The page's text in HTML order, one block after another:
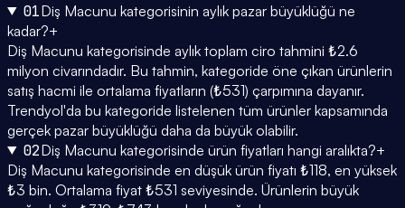
01Diş Macunu kategorisinin aylık pazar büyüklüğü ne
kadar?+
Diş Macunu kategorisinde aylık toplam ciro tahmini ₺2.6
milyon civarındadır. Bu tahmin, kategoride öne çıkan ürünlerin
satış hacmi ile ortalama fiyatların (₺531) çarpımına dayanır.
Trendyol'da bu kategoride listelenen tüm ürünler kapsamında
gerçek pazar büyüklüğü daha da büyük olabilir.
02Diş Macunu kategorisinde ürün fiyatları hangi aralıkta?+
Diş Macunu kategorisinde en düşük ürün fiyatı ₺118, en yüksek
₺3 bin. Ortalama fiyat ₺531 seviyesinde. Ürünlerin büyük